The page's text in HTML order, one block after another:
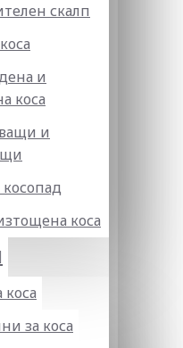
скалп
и
коса
и
коса
коса
за коса